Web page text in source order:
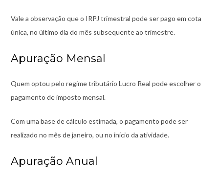
Vale a observação que o IRPJ trimestral pode ser pago em cota
única, no último dia do mês subsequente ao trimestre.
Apuração Mensal
Quem optou pelo regime tributário Lucro Real pode escolher o
pagamento de imposto mensal.
Com uma base de cálculo estimada, o pagamento pode ser
realizado no mês de janeiro, ou no início da atividade.
Apuração Anual